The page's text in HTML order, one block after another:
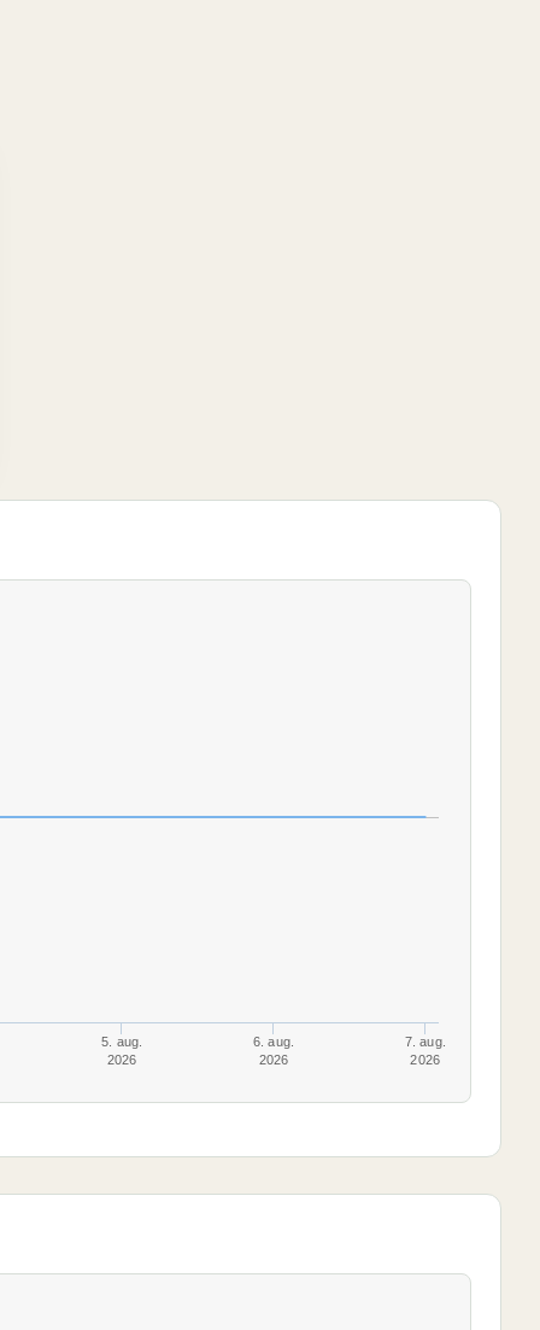
5. aug.
2026
6. aug.
2026
7. aug.
2026